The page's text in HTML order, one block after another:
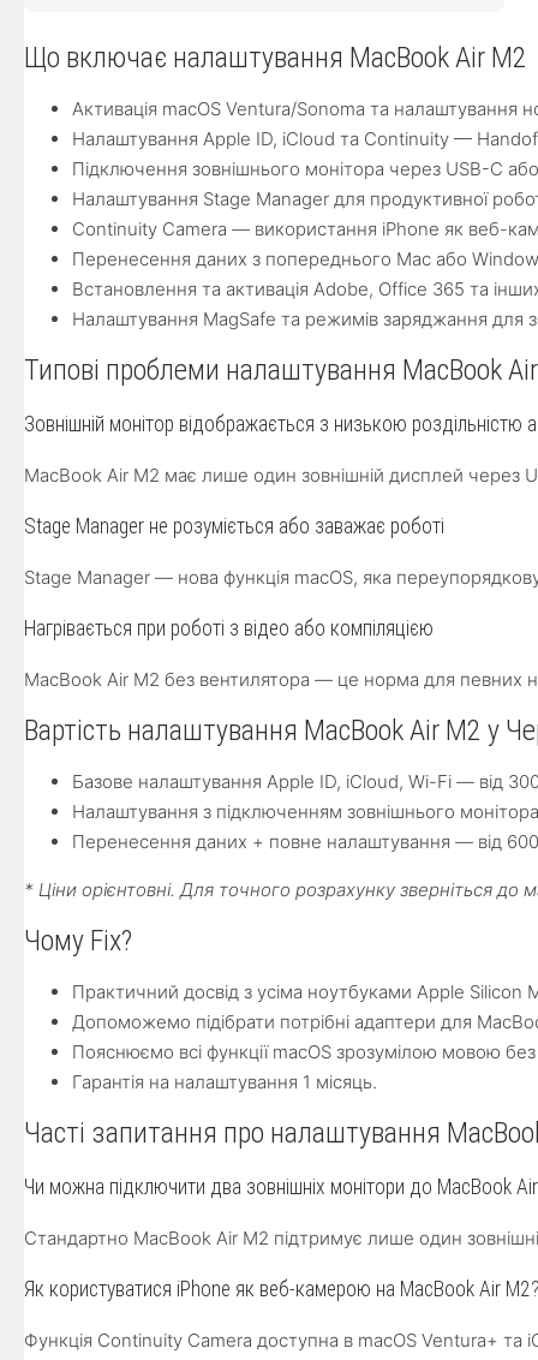
Що включає налаштування MacBook Air M2
Активація macOS Ventura/Sonoma та налаштування
Налаштування Apple ID, iCloud та Continuity —
Підключення зовнішнього монітора через USB-C
Налаштування Stage Manager для продуктивної
Continuity Camera — використання iPhone як веб-
Перенесення даних з попереднього Mac або
Встановлення та активація Adobe, Office 365 та
Налаштування MagSafe та режимів заряджання для
Типові проблеми налаштування MacBook
Зовнішній монітор відображається з низькою роздільністю
MacBook Air M2 має лише один зовнішній дисплей через
Stage Manager не розуміється або заважає роботі
Stage Manager — нова функція macOS, яка
Нагрівається при роботі з відео або компіляцією
MacBook Air M2 без вентилятора — це норма для певних
Вартість налаштування MacBook Air M2 у
Базове налаштування Apple ID, iCloud, Wi-Fi — від
Налаштування з підключенням зовнішнього
Перенесення даних + повне налаштування — від
* Ціни орієнтовні. Для точного розрахунку зверніться
Чому Fix?
Практичний досвід з усіма ноутбуками Apple Silicon
Допоможемо підібрати потрібні адаптери для
Пояснюємо всі функції macOS зрозумілою мовою
Гарантія на налаштування 1 місяць.
Часті запитання про налаштування
Чи можна підключити два зовнішніх монітори до MacBook
Стандартно MacBook Air M2 підтримує лише один
Як користуватися iPhone як веб-камерою на MacBook Air
Функція Continuity Camera доступна в macOS Ventura+ та